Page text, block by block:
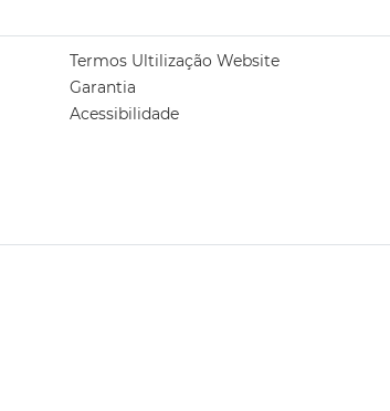
Termos Ultilização Website
Garantia
Acessibilidade